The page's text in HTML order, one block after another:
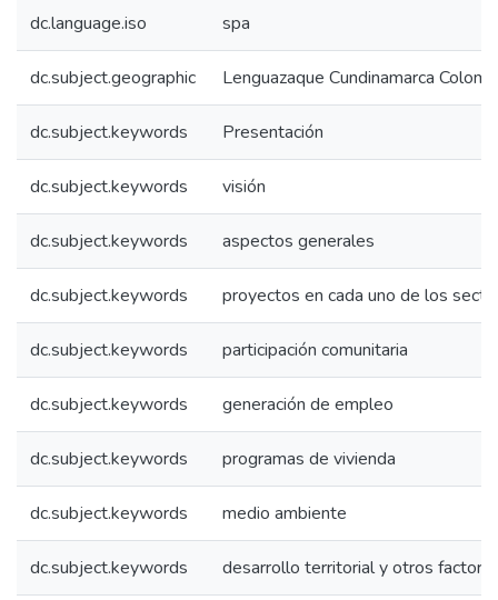
dc.language.iso spa
dc.subject.geographic Lenguazaque Cundinamarca
dc.subject.keywords Presentación
dc.subject.keywords visión
dc.subject.keywords aspectos generales
dc.subject.keywords proyectos en cada uno de los
dc.subject.keywords participación comunitaria
dc.subject.keywords generación de empleo
dc.subject.keywords programas de vivienda
dc.subject.keywords medio ambiente
dc.subject.keywords desarrollo territorial y otros